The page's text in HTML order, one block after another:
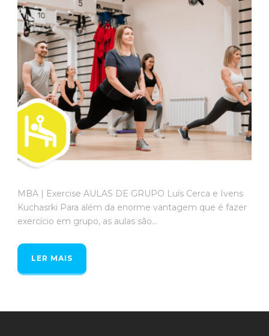
MBA | Exercise AULAS DE GRUPO Luís Cerca e Ivens
Kuchasrki Para além da enorme vantagem que é fazer
exercício em grupo, as aulas são...
LER MAIS